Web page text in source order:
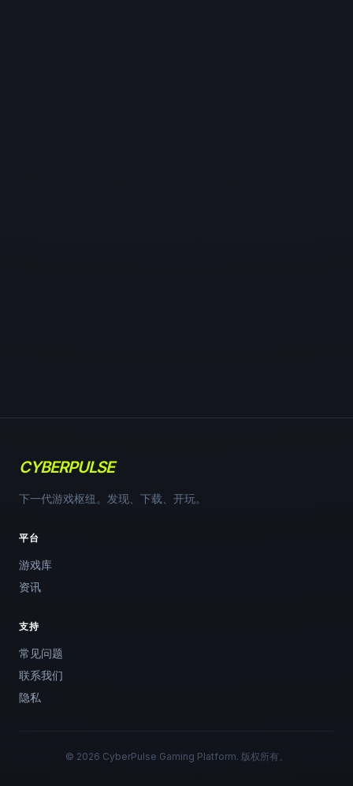
CYBERPULSE
下一代游戏枢纽。发现、下载、开玩。
平台
游戏库
资讯
支持
常见问题
联系我们
隐私
© 2026 CyberPulse Gaming Platform. 版权所有。